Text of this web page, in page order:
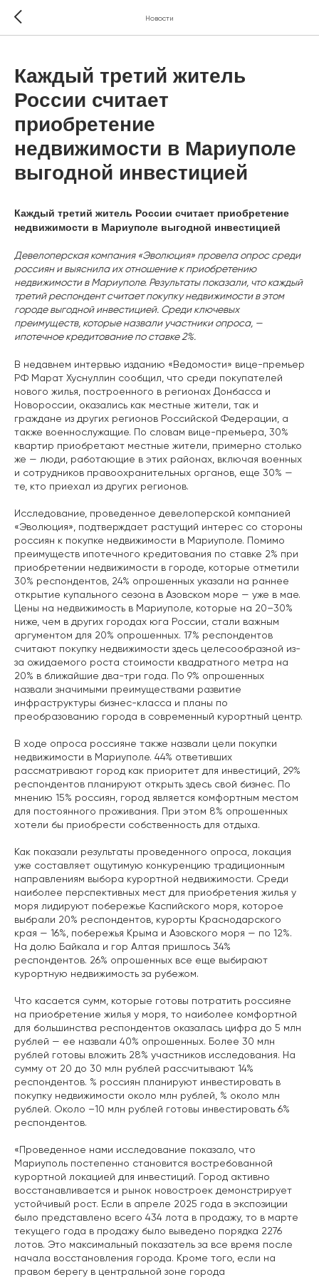
Новости
Каждый третий житель
России считает
приобретение
недвижимости в Мариуполе
выгодной инвестицией
Каждый третий житель России считает приобретение
недвижимости в Мариуполе выгодной инвестицией
Девелоперская компания «Эволюция» провела опрос среди
россиян и выяснила их отношение к приобретению
недвижимости в Мариуполе. Результаты показали, что каждый
третий респондент считает покупку недвижимости в этом
городе выгодной инвестицией. Среди ключевых
преимуществ, которые назвали участники опроса, —
ипотечное кредитование по ставке 2%.
В недавнем интервью изданию «Ведомости» вице-премьер
РФ Марат Хуснуллин сообщил, что среди покупателей
нового жилья, построенного в регионах Донбасса и
Новороссии, оказались как местные жители, так и
граждане из других регионов Российской Федерации, а
также военнослужащие. По словам вице-премьера, 30%
квартир приобретают местные жители, примерно столько
же — люди, работающие в этих районах, включая военных
и сотрудников правоохранительных органов, еще 30% —
те, кто приехал из других регионов.
Исследование, проведенное девелоперской компанией
«Эволюция», подтверждает растущий интерес со стороны
россиян к покупке недвижимости в Мариуполе. Помимо
преимуществ ипотечного кредитования по ставке 2% при
приобретении недвижимости в городе, которые отметили
30% респондентов, 24% опрошенных указали на раннее
открытие купального сезона в Азовском море — уже в мае.
Цены на недвижимость в Мариуполе, которые на 20–30%
ниже, чем в других городах юга России, стали важным
аргументом для 20% опрошенных. 17% респондентов
считают покупку недвижимости здесь целесообразной из-
за ожидаемого роста стоимости квадратного метра на
20% в ближайшие два-три года. По 9% опрошенных
назвали значимыми преимуществами развитие
инфраструктуры бизнес-класса и планы по
преобразованию города в современный курортный центр.
В ходе опроса россияне также назвали цели покупки
недвижимости в Мариуполе. 44% ответивших
рассматривают город как приоритет для инвестиций, 29%
респондентов планируют открыть здесь свой бизнес. По
мнению 15% россиян, город является комфортным местом
для постоянного проживания. При этом 8% опрошенных
хотели бы приобрести собственность для отдыха.
Как показали результаты проведенного опроса, локация
уже составляет ощутимую конкуренцию традиционным
направлениям выбора курортной недвижимости. Среди
наиболее перспективных мест для приобретения жилья у
моря лидируют побережье Каспийского моря, которое
выбрали 20% респондентов, курорты Краснодарского
края — 16%, побережья Крыма и Азовского моря — по 12%.
На долю Байкала и гор Алтая пришлось 34%
респондентов. 26% опрошенных все еще выбирают
курортную недвижимость за рубежом.
Что касается сумм, которые готовы потратить россияне
на приобретение жилья у моря, то наиболее комфортной
для большинства респондентов оказалась цифра до 5 млн
рублей — ее назвали 40% опрошенных. Более 30 млн
рублей готовы вложить 28% участников исследования. На
сумму от 20 до 30 млн рублей рассчитывают 14%
респондентов. % россиян планируют инвестировать в
покупку недвижимости около млн рублей, % около млн
рублей. Около –10 млн рублей готовы инвестировать 6%
респондентов.
«Проведенное нами исследование показало, что
Мариуполь постепенно становится востребованной
курортной локацией для инвестиций. Город активно
восстанавливается и рынок новостроек демонстрирует
устойчивый рост. Если в апреле 2025 года в экспозиции
было представлено всего 434 лота в продажу, то в марте
текущего года в продажу было выведено порядка 2276
лотов. Это максимальный показатель за все время после
начала восстановления города. Кроме того, если на
правом берегу в центральной зоне города